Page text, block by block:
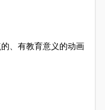
、有教育意义的动画